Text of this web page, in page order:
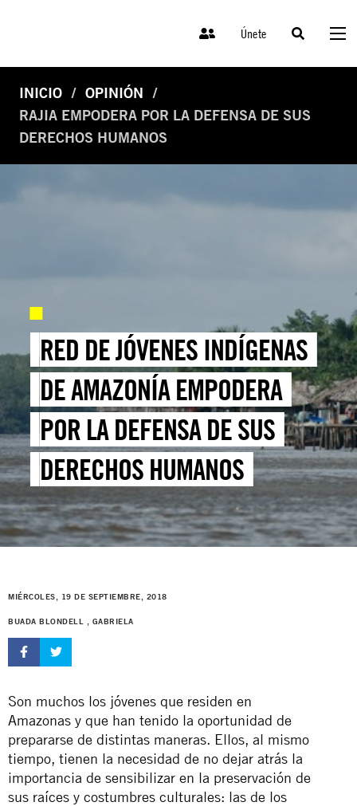
Únete
INICIO
OPINIÓN
RAJIA EMPODERA POR LA DEFENSA DE SUS
DERECHOS HUMANOS
RED DE JÓVENES INDÍGENAS
DE AMAZONÍA EMPODERA
POR LA DEFENSA DE SUS
DERECHOS HUMANOS
MIÉRCOLES, 19 DE SEPTIEMBRE, 2018
BUADA BLONDELL , GABRIELA
Son muchos los jóvenes que residen en
Amazonas y que han tenido la oportunidad de
prepararse de distintas maneras. Ellos, al mismo
tiempo, tienen la necesidad de no dejar atrás la
importancia de sensibilizar en la preservación de
sus raíces y costumbres culturales: las de los